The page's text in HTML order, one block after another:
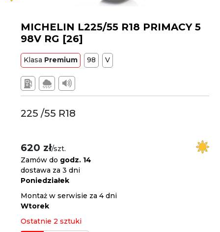
MICHELIN L225/55 R18 PRIMACY 5
98V RG [26]
Klasa Premium 98 V
225 /55 R18
620 zł/szt.
Zamów do godz. 14
dostawa za 3 dni
Poniedziałek
Montaż w serwisie za 4 dni
Wtorek
Ostatnie 2 sztuki